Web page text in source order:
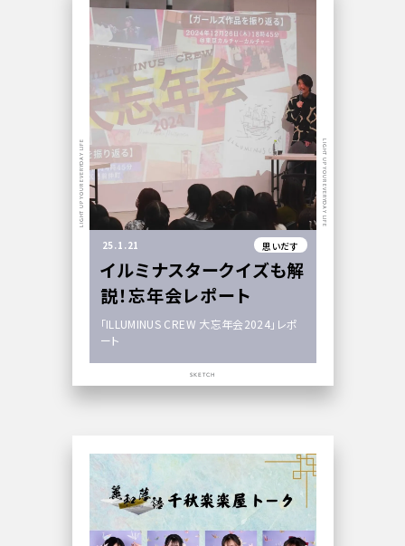
25.1.21 思いだす
イルミナスタークイズも解
説！忘年会レポート
「ILLUMINUS CREW 大忘年会2024」レポ
ート
LIGHT UP YOUR EVERYDAY LIFE LIGHT UP YOUR EVERYDAY LIFE
SKETCH